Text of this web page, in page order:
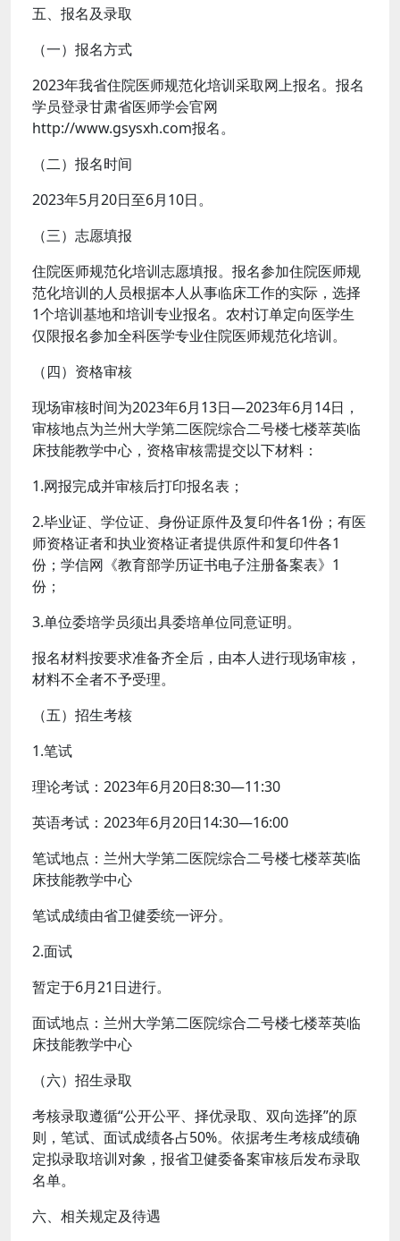
五、报名及录取
（一）报名方式
2023年我省住院医师规范化培训采取网上报名。报名
学员登录甘肃省医师学会官网
http://www.gsysxh.com报名。
（二）报名时间
2023年5月20日至6月10日。
（三）志愿填报
住院医师规范化培训志愿填报。报名参加住院医师规
范化培训的人员根据本人从事临床工作的实际，选择
1个培训基地和培训专业报名。农村订单定向医学生
仅限报名参加全科医学专业住院医师规范化培训。
（四）资格审核
现场审核时间为2023年6月13日—2023年6月14日，
审核地点为兰州大学第二医院综合二号楼七楼萃英临
床技能教学中心，资格审核需提交以下材料：
1.网报完成并审核后打印报名表；
2.毕业证、学位证、身份证原件及复印件各1份；有医
师资格证者和执业资格证者提供原件和复印件各1
份；学信网《教育部学历证书电子注册备案表》1
份；
3.单位委培学员须出具委培单位同意证明。
报名材料按要求准备齐全后，由本人进行现场审核，
材料不全者不予受理。
（五）招生考核
1.笔试
理论考试：2023年6月20日8:30—11:30
英语考试：2023年6月20日14:30—16:00
笔试地点：兰州大学第二医院综合二号楼七楼萃英临
床技能教学中心
笔试成绩由省卫健委统一评分。
2.面试
暂定于6月21日进行。
面试地点：兰州大学第二医院综合二号楼七楼萃英临
床技能教学中心
（六）招生录取
考核录取遵循“公开公平、择优录取、双向选择”的原
则，笔试、面试成绩各占50%。依据考生考核成绩确
定拟录取培训对象，报省卫健委备案审核后发布录取
名单。
六、相关规定及待遇